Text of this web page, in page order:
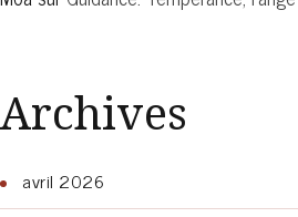
Archives
avril 2026